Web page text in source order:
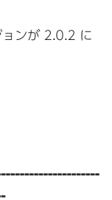
ンが 2.0.2 に